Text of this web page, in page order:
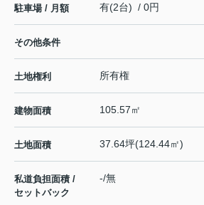
駐車場 / 月額 有(2台) / 0円
その他条件
土地権利 所有権
建物面積 105.57㎡
土地面積 37.64坪(124.44㎡)
私道負担面積 /
セットバック
-/無